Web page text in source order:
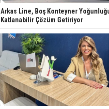
Arkas Line, Boş Konteyner
Katlanabilir Çözüm Getiriyor